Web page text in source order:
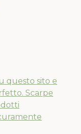
questo sito e
Scarpe